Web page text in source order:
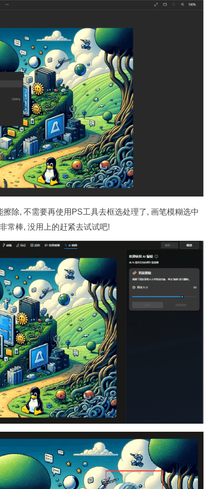
除, 不需要再使用PS工具去框选处理了, 画笔模糊选中
常棒, 没用上的赶紧去试试吧!